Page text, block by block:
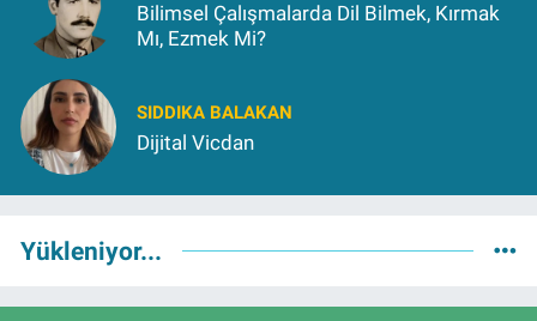
Bilimsel Çalışmalarda Dil Bilmek, Kırmak
Mı, Ezmek Mi?
SIDDIKA BALAKAN
Dijital Vicdan
Yükleniyor...